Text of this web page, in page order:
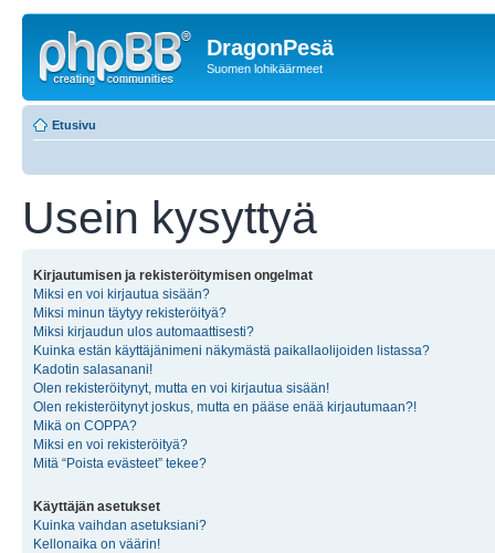
DragonPesä
Suomen lohikäärmeet
Etusivu
Usein kysyttyä
Kirjautumisen ja rekisteröitymisen ongelmat
Miksi en voi kirjautua sisään?
Miksi minun täytyy rekisteröityä?
Miksi kirjaudun ulos automaattisesti?
Kuinka estän käyttäjänimeni näkymästä paikallaolijoiden listassa?
Kadotin salasanani!
Olen rekisteröitynyt, mutta en voi kirjautua sisään!
Olen rekisteröitynyt joskus, mutta en pääse enää kirjautumaan?!
Mikä on COPPA?
Miksi en voi rekisteröityä?
Mitä “Poista evästeet” tekee?
Käyttäjän asetukset
Kuinka vaihdan asetuksiani?
Kellonaika on väärin!